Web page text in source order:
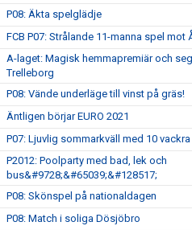
P08: Äkta spelglädje
FCB P07: Strålande 11-manna spel mot
A-laget: Magisk hemmapremiär och
Trelleborg
P08: Vände underläge till vinst på gräs!
Äntligen börjar EURO 2021
P07: Ljuvlig sommarkväll med 10 vackra
P2012: Poolparty med bad, lek och
bus&#9728;&#65039;&#128517;
P08: Skönspel på nationaldagen
P08: Match i soliga Dösjöbro